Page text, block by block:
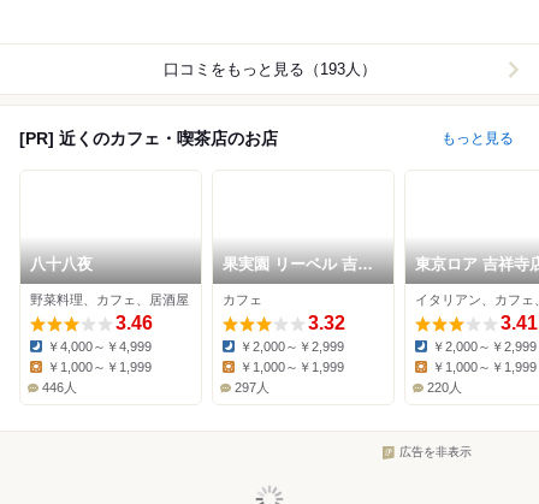
口コミをもっと見る（193人）
[PR] 近くのカフェ・喫茶店のお店 もっと見る
八十八夜
野菜料理、カフェ、居酒屋
3.46
Dinner:
￥4,000～￥4,999
￥1,000～￥1,999
446人
果実園 リーベル 吉祥
寺店
カフェ
3.32
Dinner:
￥2,000～￥2,999
￥1,000～￥1,999
297人
東京ロア 吉祥寺
イタリアン、カフェ
3.41
Dinner:
￥2,000～￥2,999
￥1,000～￥1,999
220人
広告を非表示